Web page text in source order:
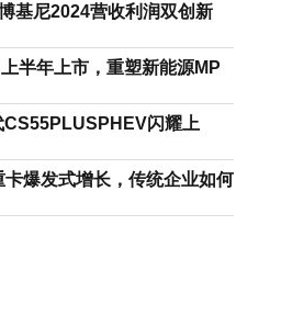
基尼2024营收利润双创新
半年上市，重塑新能源MP
CS55PLUSPHEV闪耀上
卡爆发式增长，传统企业如何